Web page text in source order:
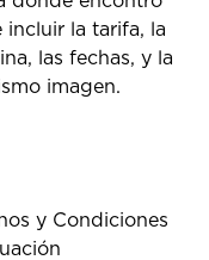
incluir la tarifa, la
las fechas, y la
imagen.
y Condiciones